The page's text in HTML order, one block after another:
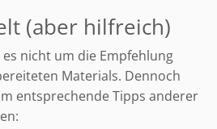
(aber hilfreich)
nicht um die Empfehlung
Materials. Dennoch
entsprechende Tipps anderer